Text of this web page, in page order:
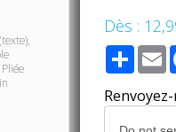
Dès :
Share